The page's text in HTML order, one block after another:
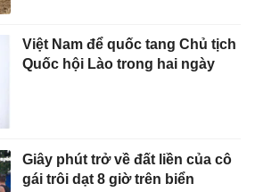
Việt Nam để quốc tang Chủ tịch
Quốc hội Lào trong hai ngày
Giây phút trở về đất liền của cô
gái trôi dạt 8 giờ trên biển